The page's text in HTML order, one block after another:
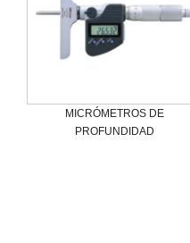
MICRÓMETROS DE
PROFUNDIDAD